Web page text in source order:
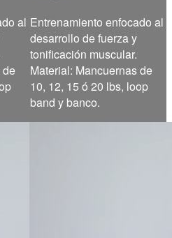
al Entrenamiento enfocado al
desarrollo de fuerza y
tonificación muscular.
Material: Mancuernas de
10, 12, 15 ó 20 lbs, loop
band y banco.